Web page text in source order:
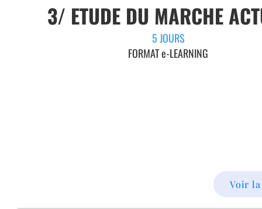
3/ ETUDE DU MARCHE
5 JOURS
FORMAT e-LEARNING
Voir